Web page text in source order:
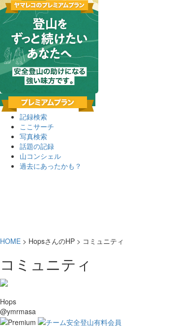
記録検索
ここサーチ
写真検索
話題の記録
山コンシェル
過去にあったかも？
HOME > HopsさんのHP > コミュニティ
コミュニティ
Hops
@ymrmasa